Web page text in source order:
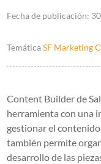
Fecha de publicación:
TemáticaSF Marketing
Content Builder de
herramienta con una
gestionar el contenido
también permite
desarrollo de las